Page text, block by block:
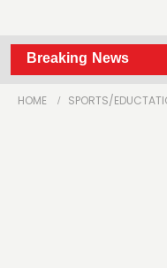
Breaking News
చైర్మన్ వంగా
HOME SPORTS/